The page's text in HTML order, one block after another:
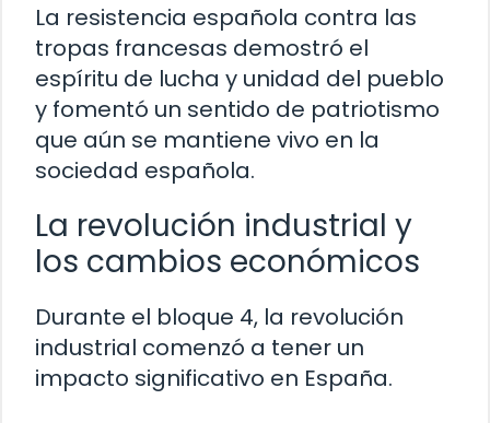
La resistencia española contra las
tropas francesas demostró el
espíritu de lucha y unidad del pueblo
y fomentó un sentido de patriotismo
que aún se mantiene vivo en la
sociedad española.
La revolución industrial y
los cambios económicos
Durante el bloque 4, la revolución
industrial comenzó a tener un
impacto significativo en España.